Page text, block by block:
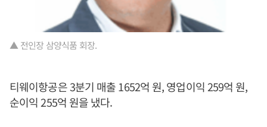
▲ 전인장 삼양식품 회장.
티웨이항공은 3분기 매출 1652억 원, 영업이익 259억 원,
순이익 255억 원을 냈다.